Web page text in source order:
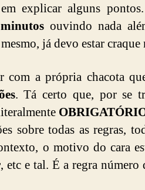
explicar alguns
ouvindo nada
já devo estar craque
com a própria chacota
. Tá certo que, por se
sobre todas as regras,
o motivo do cara
, etc e tal. É a regra